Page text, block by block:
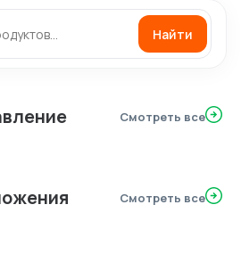
Найти
Смотреть все
Смотреть все